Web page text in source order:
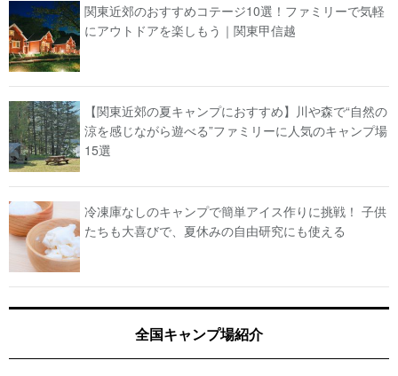
関東近郊のおすすめコテージ10選！ファミリーで気軽
にアウトドアを楽しもう｜関東甲信越
【関東近郊の夏キャンプにおすすめ】川や森で“自然の
涼を感じながら遊べる”ファミリーに人気のキャンプ場
15選
冷凍庫なしのキャンプで簡単アイス作りに挑戦！ 子供
たちも大喜びで、夏休みの自由研究にも使える
全国キャンプ場紹介